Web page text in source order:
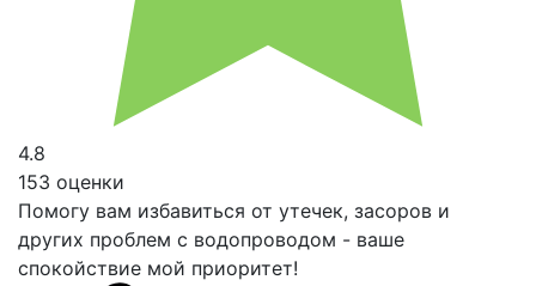
4.8
153 оценки
Помогу вам избавиться от утечек, засоров и
других проблем с водопроводом - ваше
спокойствие мой приоритет!